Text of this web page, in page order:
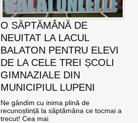
O SĂPTĂMÂNĂ DE
NEUITAT LA LACUL
BALATON PENTRU ELEVI
DE LA CELE TREI ȘCOLI
GIMNAZIALE DIN
MUNICIPIUL LUPENI
Ne gândim cu inima plină de
recunoștință la săptămâna ce tocmai a
trecut! Cea mai